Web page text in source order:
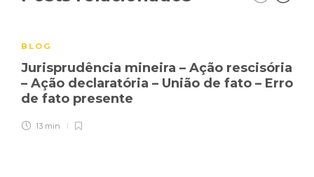
BLOG
Jurisprudência mineira – Ação rescisória
– Ação declaratória – União de fato – Erro
de fato presente
13 min